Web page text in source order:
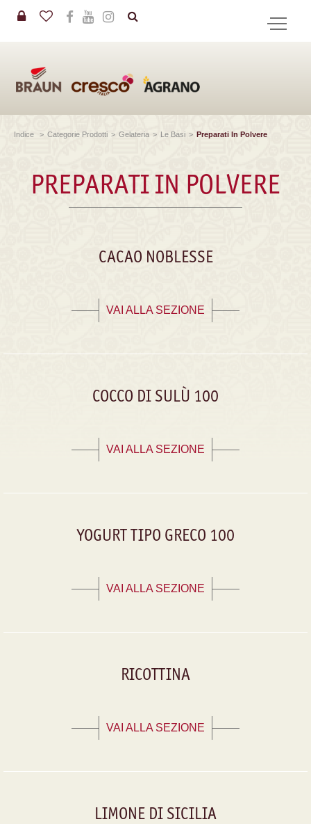
Indice > Categorie Prodotti > Gelateria > Le Basi > Preparati In Polvere
PREPARATI IN POLVERE
CACAO NOBLESSE
VAI ALLA SEZIONE
COCCO DI SULÙ 100
VAI ALLA SEZIONE
YOGURT TIPO GRECO 100
VAI ALLA SEZIONE
RICOTTINA
VAI ALLA SEZIONE
LIMONE DI SICILIA